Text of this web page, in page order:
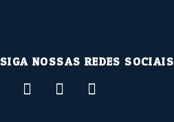
SIGA NOSSAS REDES SOCIAIS